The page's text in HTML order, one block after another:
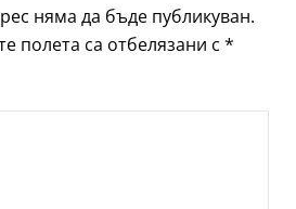
няма да бъде публикуван.
полета са отбелязани с *